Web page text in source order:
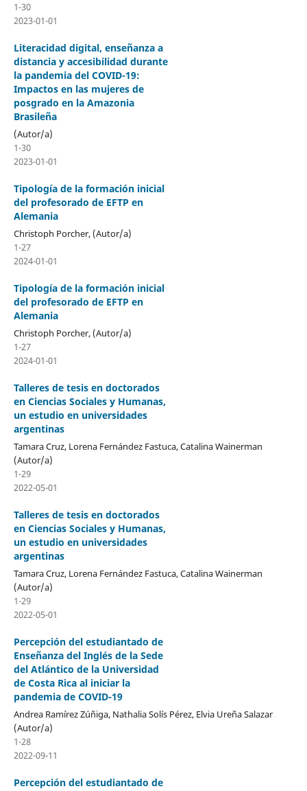
1-30
2023-01-01
Literacidad digital, enseñanza a
distancia y accesibilidad durante
la pandemia del COVID-19:
Impactos en las mujeres de
posgrado en la Amazonia
Brasileña
(Autor/a)
1-30
2023-01-01
Tipología de la formación inicial
del profesorado de EFTP en
Alemania
Christoph Porcher, (Autor/a)
1-27
2024-01-01
Tipología de la formación inicial
del profesorado de EFTP en
Alemania
Christoph Porcher, (Autor/a)
1-27
2024-01-01
Talleres de tesis en doctorados
en Ciencias Sociales y Humanas,
un estudio en universidades
argentinas
Tamara Cruz, Lorena Fernández Fastuca, Catalina Wainerman
(Autor/a)
1-29
2022-05-01
Talleres de tesis en doctorados
en Ciencias Sociales y Humanas,
un estudio en universidades
argentinas
Tamara Cruz, Lorena Fernández Fastuca, Catalina Wainerman
(Autor/a)
1-29
2022-05-01
Percepción del estudiantado de
Enseñanza del Inglés de la Sede
del Atlántico de la Universidad
de Costa Rica al iniciar la
pandemia de COVID-19
Andrea Ramírez Zúñiga, Nathalia Solís Pérez, Elvia Ureña Salazar
(Autor/a)
1-28
2022-09-11
Percepción del estudiantado de